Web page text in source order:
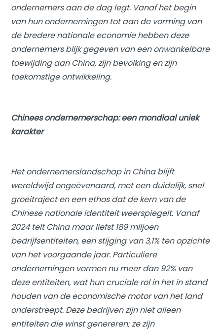
ondernemers aan de dag legt. Vanaf het begin
van hun ondernemingen tot aan de vorming van
de bredere nationale economie hebben deze
ondernemers blijk gegeven van een onwankelbare
toewijding aan China, zijn bevolking en zijn
toekomstige ontwikkeling.
Chinees ondernemerschap: een mondiaal uniek
karakter
Het ondernemerslandschap in China blijft
wereldwijd ongeëvenaard, met een duidelijk, snel
groeitraject en een ethos dat de kern van de
Chinese nationale identiteit weerspiegelt. Vanaf
2024 telt China maar liefst 189 miljoen
bedrijfsentiteiten, een stijging van 3,1% ten opzichte
van het voorgaande jaar. Particuliere
ondernemingen vormen nu meer dan 92% van
deze entiteiten, wat hun cruciale rol in het in stand
houden van de economische motor van het land
onderstreept. Deze bedrijven zijn niet alleen
entiteiten die winst genereren; ze zijn